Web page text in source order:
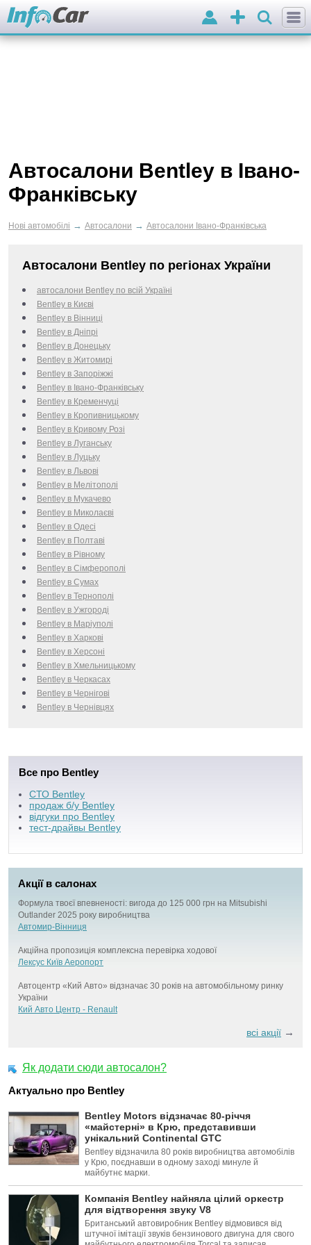
Додати
оголошення
Вхід
Автосалони Bentley в Івано-
Франківську
Нові автомобілі → Автосалони → Автосалони Івано-Франківська
Автосалони Bentley по регіонах України
автосалони Bentley по всій Україні
Bentley в Києві
Bentley в Вінниці
Bentley в Дніпрі
Bentley в Донецьку
Bentley в Житомирі
Bentley в Запоріжжі
Bentley в Івано-Франківську
Bentley в Кременчуці
Bentley в Кропивницькому
Bentley в Кривому Розі
Bentley в Луганську
Bentley в Луцьку
Bentley в Львові
Bentley в Мелітополі
Bentley в Мукачево
Bentley в Миколаєві
Bentley в Одесі
Bentley в Полтаві
Bentley в Рівному
Bentley в Сімферополі
Bentley в Сумах
Bentley в Тернополі
Bentley в Ужгороді
Bentley в Маріуполі
Bentley в Харкові
Bentley в Херсоні
Bentley в Хмельницькому
Bentley в Черкаcах
Bentley в Чернігові
Bentley в Чернівцях
Все про Bentley
СТО Bentley
продаж б/у Bentley
відгуки про Bentley
тест-драйвы Bentley
Акції в салонах
Формула твоєї впевненості: вигода до 125 000 грн на Mitsubishi
Outlander 2025 року виробництва
Автомир-Вінниця
Акційна пропозиція комплексна перевірка ходової
Лексус Київ Аеропорт
Автоцентр «Кий Авто» відзначає 30 років на автомобільному ринку
України
Кий Авто Центр - Renault
всі акції →
Як додати сюди автосалон?
Актуально про Bentley
Bentley Motors відзначає 80-річчя
«майстерні» в Крю, представивши
унікальний Continental GTC
Bentley відзначила 80 років виробництва автомобілів
у Крю, поєднавши в одному заході минуле й
майбутнє марки.
Компанія Bentley найняла цілий оркестр
для відтворення звуку V8
Британський автовиробник Bentley відмовився від
штучної імітації звуків бензинового двигуна для свого